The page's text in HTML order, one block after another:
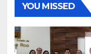
YOU MISSED